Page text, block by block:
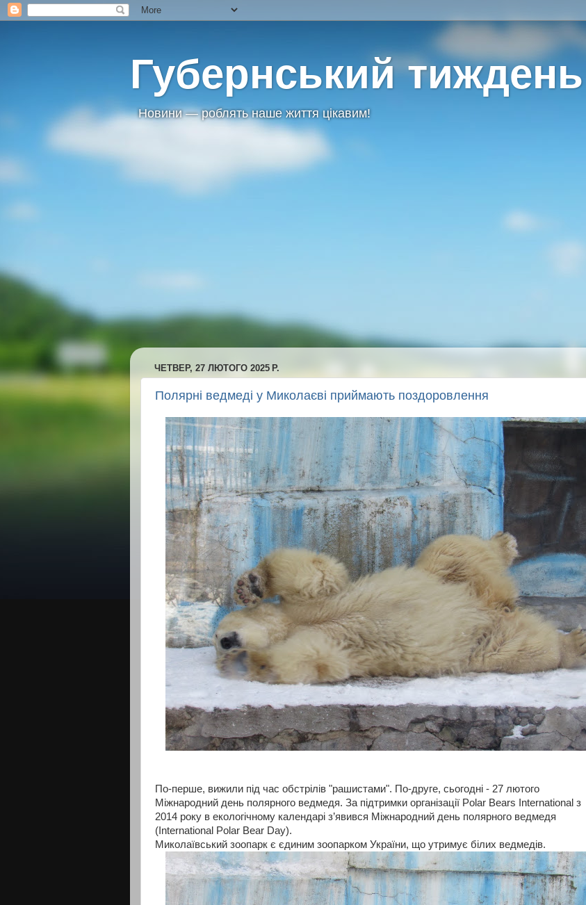
Губернський тиждень
Новини — роблять наше життя цікавим!
ЧЕТВЕР, 27 ЛЮТОГО 2025 Р.
Полярні ведмеді у Миколаєві приймають поздоровлення
По-перше, вижили під час обстрілів "рашистами". По-друге, сьогодні - 27 лютого
Міжнародний день полярного ведмедя. За підтримки організації Polar Bears International з
2014 року в екологічному календарі з’явився Міжнародний день полярного ведмедя
(International Polar Bear Day).
Миколаївський зоопарк є єдиним зоопарком України, що утримує білих ведмедів.